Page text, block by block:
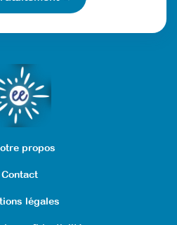
propos
Contact
légales